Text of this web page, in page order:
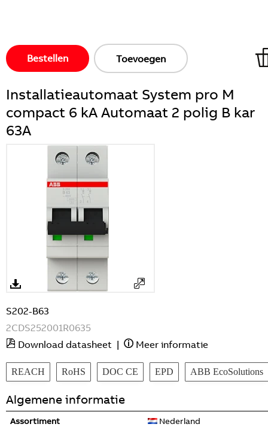
Bestellen Toevoegen
Installatieautomaat System pro M
compact 6 kA Automaat 2 polig B kar
63A
S202-B63
2CDS252001R0635
Download datasheet | Meer informatie
REACH RoHS DOC CE EPD ABB EcoSolutions
Algemene informatie
Assortiment
Nederland